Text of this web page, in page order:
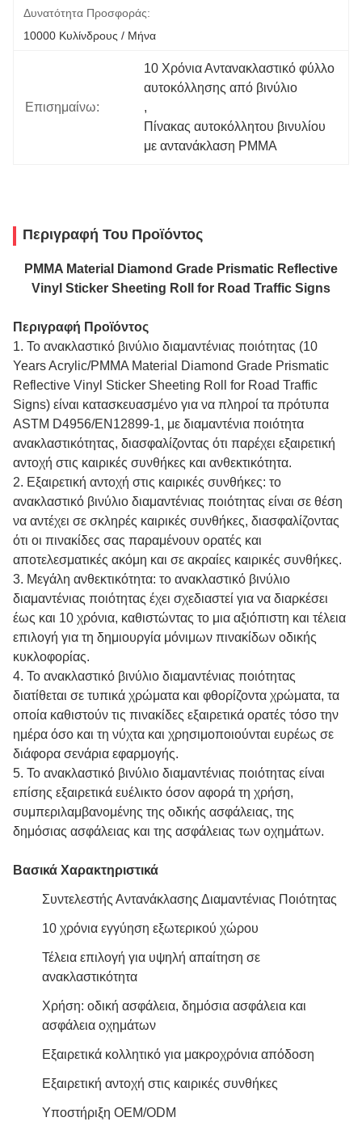
Δυνατότητα Προσφοράς:
10000 Κυλίνδρους / Μήνα
Επισημαίνω:
10 Χρόνια Αντανακλαστικό φύλλο
αυτοκόλλησης από βινύλιο
,
Πίνακας αυτοκόλλητου βινυλίου
με αντανάκλαση PMMA
Περιγραφή Του Προϊόντος
PMMA Material Diamond Grade Prismatic Reflective
Vinyl Sticker Sheeting Roll for Road Traffic Signs
Περιγραφή Προϊόντος
1. Το ανακλαστικό βινύλιο διαμαντένιας ποιότητας (10
Years Acrylic/PMMA Material Diamond Grade Prismatic
Reflective Vinyl Sticker Sheeting Roll for Road Traffic
Signs) είναι κατασκευασμένο για να πληροί τα πρότυπα
ASTM D4956/EN12899-1, με διαμαντένια ποιότητα
ανακλαστικότητας, διασφαλίζοντας ότι παρέχει εξαιρετική
αντοχή στις καιρικές συνθήκες και ανθεκτικότητα.
2. Εξαιρετική αντοχή στις καιρικές συνθήκες: το
ανακλαστικό βινύλιο διαμαντένιας ποιότητας είναι σε θέση
να αντέχει σε σκληρές καιρικές συνθήκες, διασφαλίζοντας
ότι οι πινακίδες σας παραμένουν ορατές και
αποτελεσματικές ακόμη και σε ακραίες καιρικές συνθήκες.
3. Μεγάλη ανθεκτικότητα: το ανακλαστικό βινύλιο
διαμαντένιας ποιότητας έχει σχεδιαστεί για να διαρκέσει
έως και 10 χρόνια, καθιστώντας το μια αξιόπιστη και τέλεια
επιλογή για τη δημιουργία μόνιμων πινακίδων οδικής
κυκλοφορίας.
4. Το ανακλαστικό βινύλιο διαμαντένιας ποιότητας
διατίθεται σε τυπικά χρώματα και φθορίζοντα χρώματα, τα
οποία καθιστούν τις πινακίδες εξαιρετικά ορατές τόσο την
ημέρα όσο και τη νύχτα και χρησιμοποιούνται ευρέως σε
διάφορα σενάρια εφαρμογής.
5. Το ανακλαστικό βινύλιο διαμαντένιας ποιότητας είναι
επίσης εξαιρετικά ευέλικτο όσον αφορά τη χρήση,
συμπεριλαμβανομένης της οδικής ασφάλειας, της
δημόσιας ασφάλειας και της ασφάλειας των οχημάτων.
Βασικά Χαρακτηριστικά
Συντελεστής Αντανάκλασης Διαμαντένιας Ποιότητας
10 χρόνια εγγύηση εξωτερικού χώρου
Τέλεια επιλογή για υψηλή απαίτηση σε
ανακλαστικότητα
Χρήση: οδική ασφάλεια, δημόσια ασφάλεια και
ασφάλεια οχημάτων
Εξαιρετικά κολλητικό για μακροχρόνια απόδοση
Εξαιρετική αντοχή στις καιρικές συνθήκες
Υποστήριξη OEM/ODM